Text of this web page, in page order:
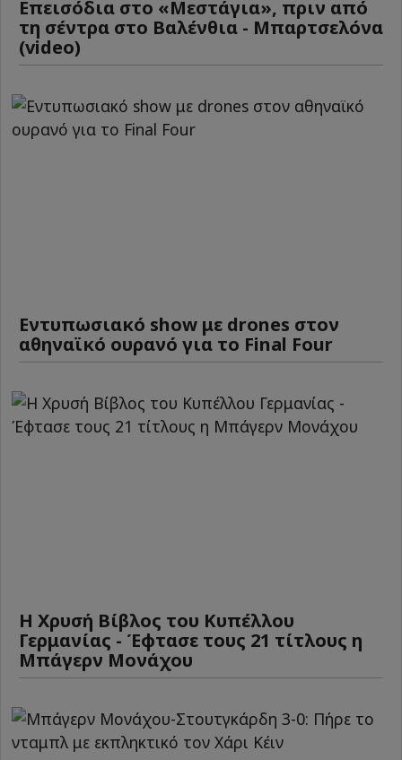
Επεισόδια στο «Μεστάγια», πριν από
τη σέντρα στο Βαλένθια - Μπαρτσελόνα
(video)
Εντυπωσιακό show με drones στον
αθηναϊκό ουρανό για το Final Four
Η Χρυσή Βίβλος του Κυπέλλου
Γερμανίας - Έφτασε τους 21 τίτλους η
Μπάγερν Μονάχου